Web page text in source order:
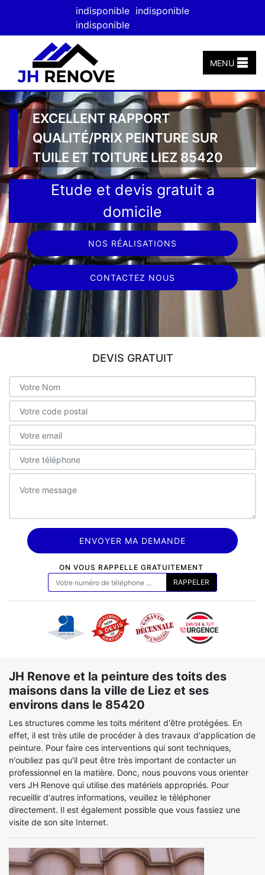
indisponible indisponible
indisponible
MENU
EXCELLENT RAPPORT
QUALITÉ/PRIX PEINTURE SUR
TUILE ET TOITURE LIEZ 85420
Etude et devis gratuit a
domicile
NOS RÉALISATIONS
CONTACTEZ NOUS
DEVIS GRATUIT
ON VOUS RAPPELLE GRATUITEMENT
JH Renove et la peinture des toits des
maisons dans la ville de Liez et ses
environs dans le 85420
Les structures comme les toits méritent d'être protégées. En
effet, il est très utile de procéder à des travaux d'application de
peinture. Pour faire ces interventions qui sont techniques,
n'oubliez pas qu'il peut être très important de contacter un
professionnel en la matière. Donc, nous pouvons vous orienter
vers JH Renove qui utilise des matériels appropriés. Pour
recueillir d'autres informations, veuillez le téléphoner
directement. Il est également possible que vous fassiez une
visite de son site Internet.